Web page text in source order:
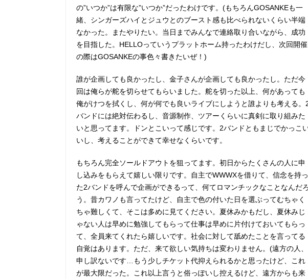
の”いつか”は有限な”いつか”だったわけです。(もちろんGOSANKEも一
緒、シンガーズハイとジュウとのブースト感も比べられないくらい半端
なかった。またやりたい。当日までみんなで連絡取り合いながら、成功
を目指した。HELLOっていうプラットホーム持ったわけだし、次回開催
の際はGOSANKEの事色々書きたいぜ！)
誰が企画しても良かったし、金子さんが企画しても良かったし。ただ今
回は俺らが舵を切らせてもらいました。舵を切った以上、何があっても
俺がけつを拭くし、何が何でも良いライブにしようと誰よりも考える。
バンドには絶対伝わるし、音源制作、ツアーくらいに真剣に取り組みた
いと思ってます。ドンとこいって感じです。2バンドともまじでかっこ
いし、考えることができて幸せなくらいです。
もちろん完全ソールドアウトを狙ってます。初日からたくさんの人に申
し込みをもらえて嬉しい限りです。自主でWWWXを借りて、信念を持っ
た2バンドを呼んで企画ができるって、何てロマンチックなことなんだろ
う。昔カワノも言ってたけど、自主で色の付いた日を選ぶってむちゃく
ちゃ難しくて、そこは多めに見てください。夏休みかもだし、夏休みじ
ゃない人は早めに勉強してもらって仕事は早めに片付けておいてもらっ
て、全員来てくれたら嬉しいです。社会に対して舐めたことを言ってる
自覚はあります。ただ、来て欲しい気持ちは変わりません。(遠方の人、
申し訳ないです…もう少しチケット代抑えられるかと思ったけど、これ
が最大限だった。これ以上言うと俗っぽいし控えるけど、遠方からも来